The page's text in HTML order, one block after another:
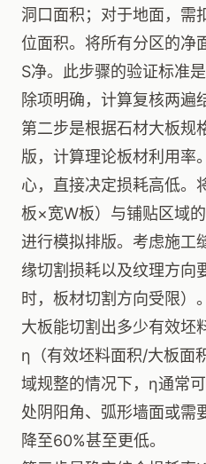
洞口面积；对于地面，需
位面积。将所有分区的净
S净。此步骤的验证标准
除项明确，计算复核两遍
第二步是根据石材大板规
版，计算理论板材利用率
心，直接决定损耗高低。
板×宽W板）与铺贴区域
进行模拟排版。考虑施工
缘切割损耗以及纹理方向
时，板材切割方向受限）
大板能切割出多少有效坯
η（有效坯料面积/大板面
域规整的情况下，η通常
处阴阳角、弧形墙面或需
降至60%甚至更低。